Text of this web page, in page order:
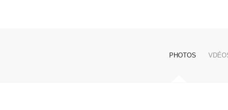
PHOTOS